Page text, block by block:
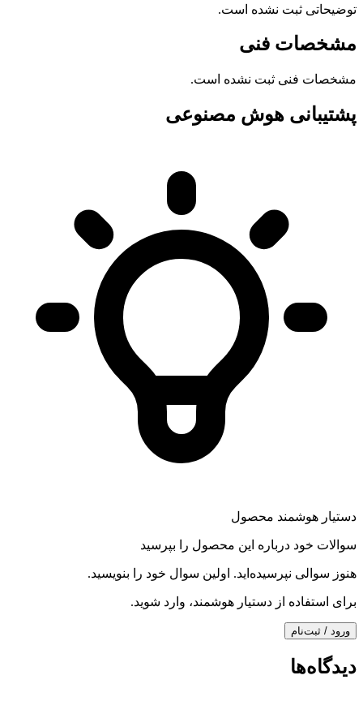
توضیحاتی ثبت نشده است.
مشخصات فنی
مشخصات فنی ثبت نشده است.
پشتیبانی هوش مصنوعی
دستیار هوشمند محصول
سوالات خود درباره این محصول را بپرسید
هنوز سوالی نپرسیده‌اید. اولین سوال خود را بنویسید.
برای استفاده از دستیار هوشمند، وارد شوید.
ورود / ثبت‌نام
دیدگاه‌ها